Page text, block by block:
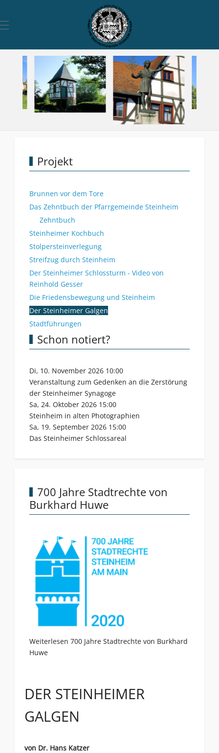
Mobile Menu Toggle
Projekt
Brunnen vor dem Tore
Das Zehntbuch der Pfarrgemeinde Steinheim
Zehntbuch
Steinheimer Kochbuch
Stolpersteinverlegung
Streifzug durch Steinheim
Der Steinheimer Schlossturm - Video von
Reinhold Gesser
Die Friedensbewegung und Steinheim
Der Steinheimer Galgen
Stadtführungen
Schon notiert?
Di, 10. November 2026 10:00
Veranstaltung zum Gedenken an die Zerstörung
der Steinheimer Synagoge
Sa, 24. Oktober 2026 15:00
Steinheim in alten Photographien
Sa, 19. September 2026 15:00
Das Steinheimer Schlossareal
700 Jahre Stadtrechte von
Burkhard Huwe
Weiterlesen 700 Jahre Stadtrechte von Burkhard
Huwe
DER STEINHEIMER
GALGEN
von Dr. Hans Katzer